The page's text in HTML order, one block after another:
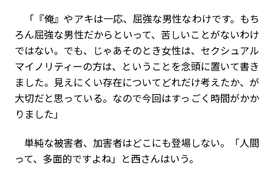
「『俺』やアキは一応、屈強な男性なわけです。もち
ろん屈強な男性だからといって、苦しいことがないわけ
ではない。でも、じゃあそのとき女性は、セクシュアル
マイノリティーの方は、ということを念頭に置いて書き
ました。見えにくい存在についてどれだけ考えたか、が
大切だと思っている。なので今回はすっごく時間がかか
りました」
単純な被害者、加害者はどこにも登場しない。「人間
って、多面的ですよね」と西さんはいう。